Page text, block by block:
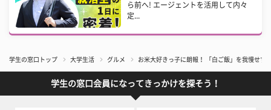
ら前へ! エージェントを活用して内々
定...
学生の窓口トップ 大学生活 グルメ お米大好きっ子に朗報！ 「白ご飯」を我慢せず
学生の窓口会員になってきっかけを探そう！